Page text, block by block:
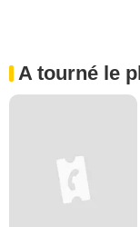
A tourné le